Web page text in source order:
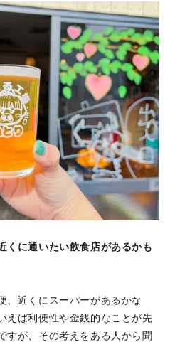
くに通いたい飲食店があるかも
、近くにスーパーがあるかな
えば利便性や金銭的なことが先
すが、その考えをある人から聞